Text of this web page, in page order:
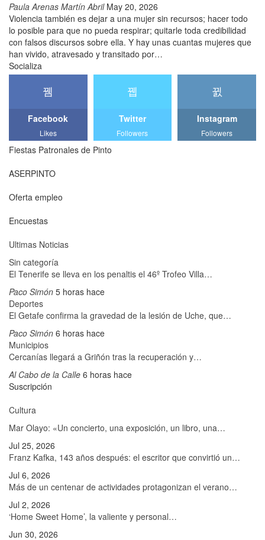
Paula Arenas Martín Abril May 20, 2026
Violencia también es dejar a una mujer sin recursos; hacer todo
lo posible para que no pueda respirar; quitarle toda credibilidad
con falsos discursos sobre ella. Y hay unas cuantas mujeres que
han vivido, atravesado y transitado por…
Socializa
Facebook
Likes
Twitter
Followers
Instagram
Followers
Fiestas Patronales de Pinto
ASERPINTO
Oferta empleo
Encuestas
Ultimas Noticias
Sin categoría
El Tenerife se lleva en los penaltis el 46º Trofeo Villa…
Paco Simón 5 horas hace
Deportes
El Getafe confirma la gravedad de la lesión de Uche, que…
Paco Simón 6 horas hace
Municipios
Cercanías llegará a Griñón tras la recuperación y…
Al Cabo de la Calle 6 horas hace
Suscripción
Cultura
Mar Olayo: «Un concierto, una exposición, un libro, una…
Jul 25, 2026
Franz Kafka, 143 años después: el escritor que convirtió un…
Jul 6, 2026
Más de un centenar de actividades protagonizan el verano…
Jul 2, 2026
‘Home Sweet Home’, la valiente y personal…
Jun 30, 2026